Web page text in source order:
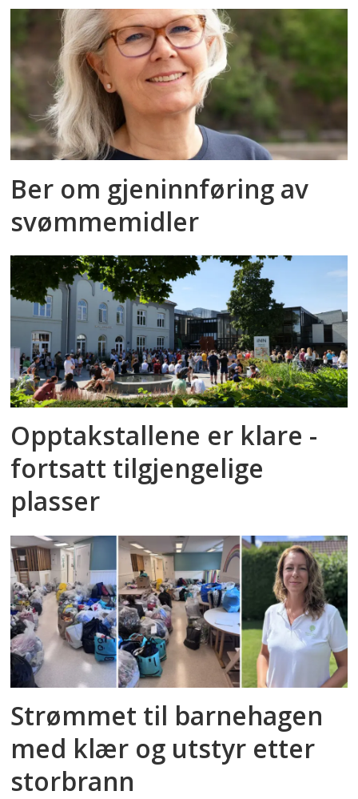
Ber om gjeninnføring av
svømmemidler
Opptakstallene er klare -
fortsatt tilgjengelige
plasser
Strømmet til barnehagen
med klær og utstyr etter
storbrann